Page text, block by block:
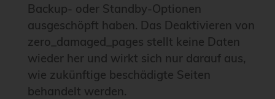
Backup- oder Standby-Optionen
ausgeschöpft haben. Das Deaktivieren von
zero_damaged_pages stellt keine Daten
wieder her und wirkt sich nur darauf aus,
wie zukünftige beschädigte Seiten
behandelt werden.